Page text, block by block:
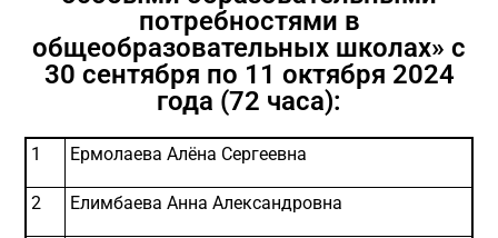
потребностями в
общеобразовательных школах» с
30 сентября по 11 октября 2024
года (72 часа):
1 Ермолаева Алёна Сергеевна
2 Елимбаева Анна Александровна